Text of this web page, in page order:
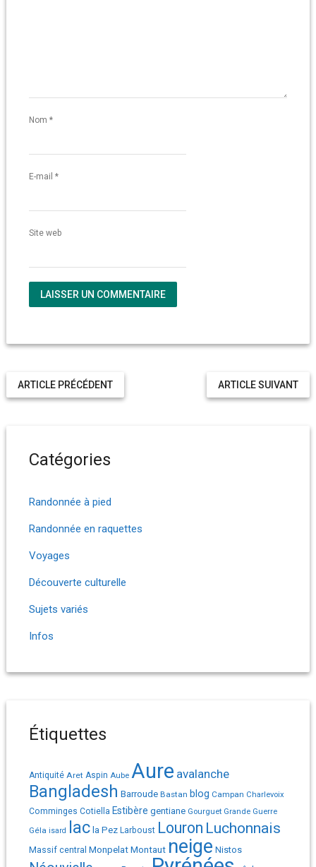
Nom *
E-mail *
Site web
ARTICLE SUIVANT
ARTICLE PRÉCÉDENT
Catégories
Randonnée à pied
Randonnée en raquettes
Voyages
Découverte culturelle
Sujets variés
Infos
Étiquettes
Antiquité Aret Aspin Aube Aure avalanche
Bangladesh Barroude Bastan blog Campan Charlevoix
Comminges Cotiella Estibère gentiane Gourguet Grande Guerre
Géla isard lac la Pez Larboust Louron Luchonnais
Massif central MonpelatMontaut neige Nistos